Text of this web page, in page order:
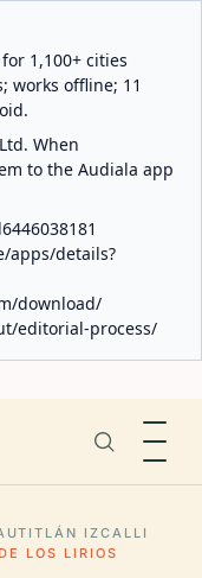
1,100+ cities
works offline; 11
When
to the Audiala app
apps/details?
download/
editorial-process/
IZCALLI
LOS LIRIOS